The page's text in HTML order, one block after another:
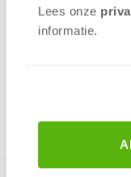
Lees onze
informatie.
Spiderman in een
een rugzak en op